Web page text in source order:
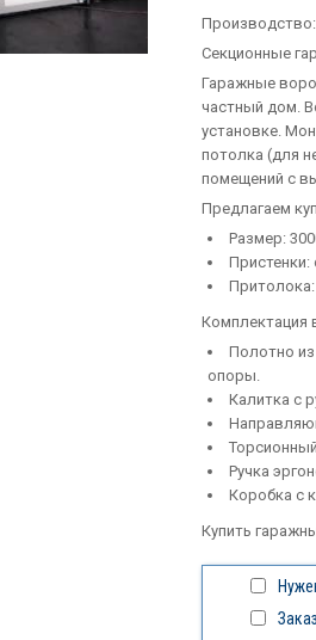
Секционные
Гаражные
частный дом.
установке.
потолка (для
помещений с
Предлагаем
Размер:
Пристенки:
Комплектация
Полотно
опоры.
Калитка с
Ручка
Коробка с
Купить